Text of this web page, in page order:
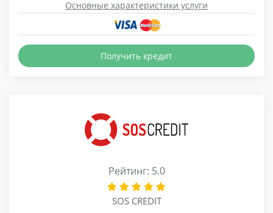
Основные характеристики услуги
Получить кредит
Рейтинг: 5.0
SOS CREDIT